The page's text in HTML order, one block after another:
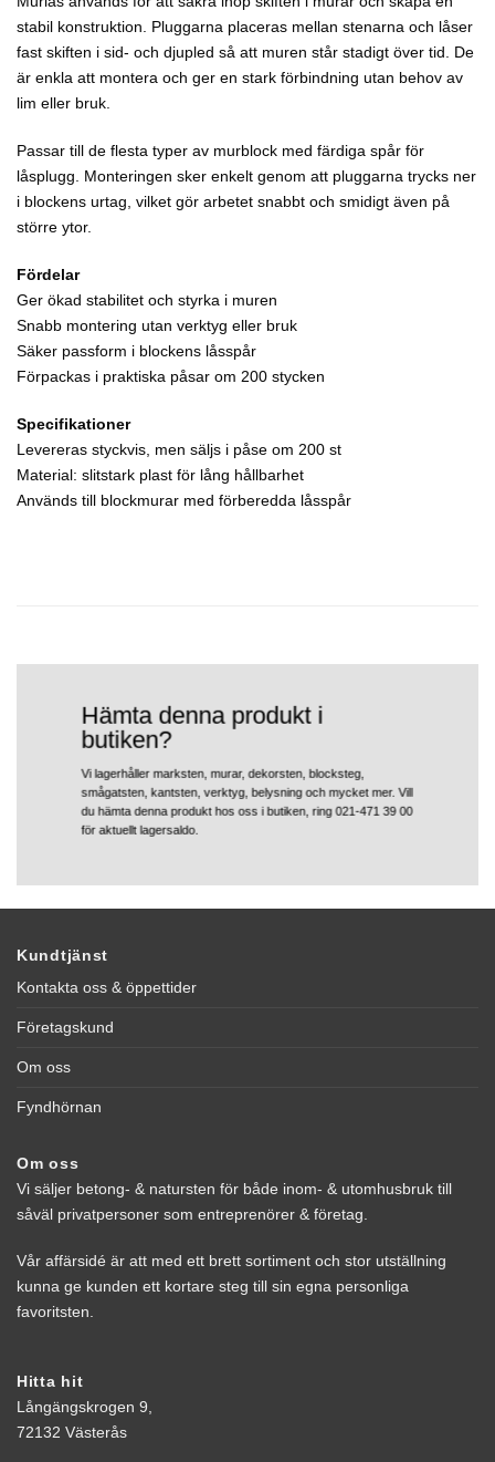
stabil konstruktion. Pluggarna placeras mellan stenarna och låser
fast skiften i sid- och djupled så att muren står stadigt över tid. De
är enkla att montera och ger en stark förbindning utan behov av
lim eller bruk.
Passar till de flesta typer av murblock med färdiga spår för
låsplugg. Monteringen sker enkelt genom att pluggarna trycks ner
i blockens urtag, vilket gör arbetet snabbt och smidigt även på
större ytor.
Fördelar
Ger ökad stabilitet och styrka i muren
Snabb montering utan verktyg eller bruk
Säker passform i blockens låsspår
Förpackas i praktiska påsar om 200 stycken
Specifikationer
Levereras styckvis, men säljs i påse om 200 st
Material: slitstark plast för lång hållbarhet
Används till blockmurar med förberedda låsspår
Hämta denna produkt i
butiken?
Vi lagerhåller marksten, murar, dekorsten, blocksteg,
smågatsten, kantsten, verktyg, belysning och mycket mer. Vill
du hämta denna produkt hos oss i butiken, ring 021-471 39 00
för aktuellt lagersaldo.
Kundtjänst
Kontakta oss & öppettider
Företagskund
Om oss
Fyndhörnan
Om oss
Vi säljer betong- & natursten för både inom- & utomhusbruk till
såväl privatpersoner som entreprenörer & företag.
Vår affärsidé är att med ett brett sortiment och stor utställning
kunna ge kunden ett kortare steg till sin egna personliga
favoritsten.
Hitta hit
Långängskrogen 9,
72132 Västerås